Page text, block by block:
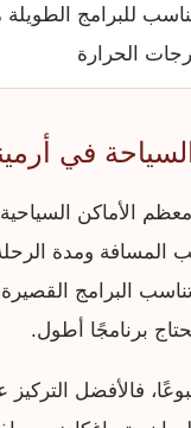
للبرامج
الحرارة
في
الأماكن
المسافة ومدة
البرامج
برنامجًا أطول.
فالأفضل التركيز